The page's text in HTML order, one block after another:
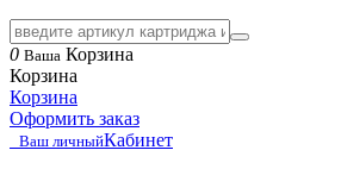
0 Ваша Корзина
Корзина
Корзина
Оформить заказ
Ваш личныйКабинет